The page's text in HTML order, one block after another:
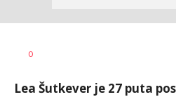
AUTOR
0
Lea Šutkever je 27 puta